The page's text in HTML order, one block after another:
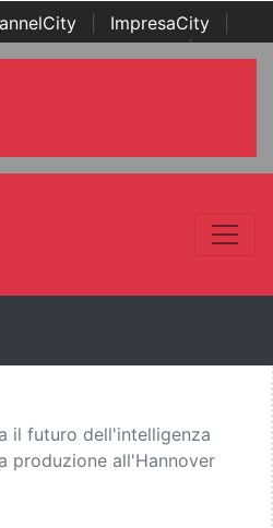
ImpresaCity
Channel Awards | Italian
il futuro dell'intelligenza
produzione all'Hannover